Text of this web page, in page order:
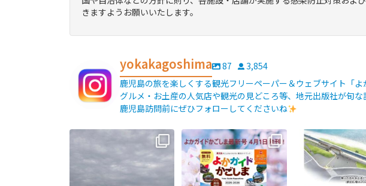
きますようお願いいたします。
yokakagoshima 87
3,854
鹿児島の旅を楽しくする観光フリーペーパー＆ウェブサイト「
グルメ・お土産の人気店や観光の見どころ等、地元出版社が旬
鹿児島訪問前にぜひフォローしてくださいね
【fromよかガイド】〜鹿児島観
光の際は降灰にご注意を〜...
171 0
よかガイド最新号、ぜひご覧
ください
【fromよかガイド】
...
77 2
【鹿児島観光トピッ
児島中央駅から約8分
駅」誕生〜
...
202